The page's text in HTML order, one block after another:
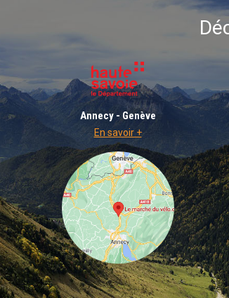
Annecy - Genève
En savoir +